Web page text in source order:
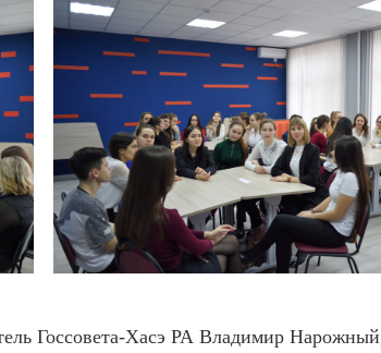
Госсовета-Хасэ РА Владимир